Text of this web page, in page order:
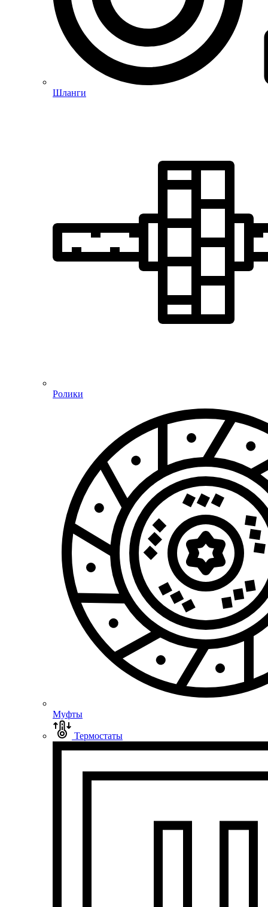
Шланги
Ролики
Муфты
Термостаты